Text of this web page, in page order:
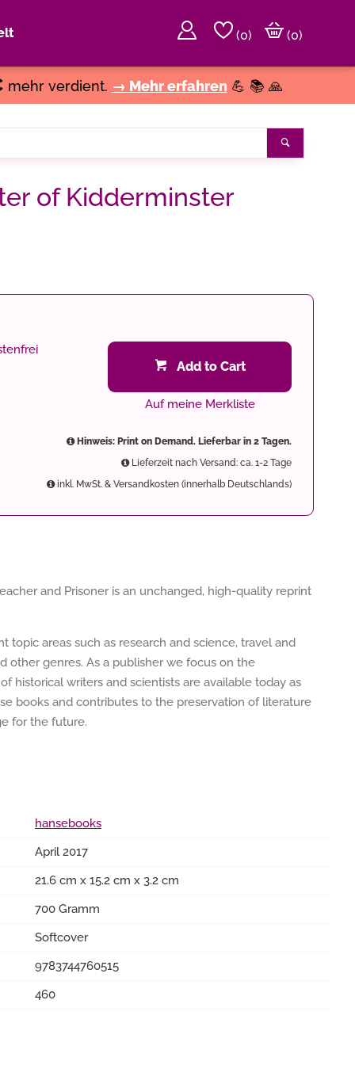
(0)
(0)
mehr verdient. → Mehr erfahren 💪 📚 🙏
of Kidderminster
Add to Cart
Auf meine Merkliste
Hinweis: Print on Demand. Lieferbar in 2 Tagen.
Lieferzeit nach Versand: ca. 1-2 Tage
inkl. MwSt. & Versandkosten (innerhalb Deutschlands)
and Prisoner is an unchanged, high-quality reprint
areas such as research and science, travel and
other genres. As a publisher we focus on the
historical writers and scientists are available today as
books and contributes to the preservation of literature
for the future.
hansebooks
April 2017
21.6 cm x 15.2 cm x 3.2 cm
700 Gramm
Softcover
9783744760515
460